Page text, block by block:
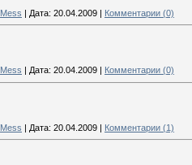
Mess | Дата: 20.04.2009 | Комментарии (0)
Mess Дата: 20.04.2009 Комментарии (0)
Mess | Дата: 20.04.2009 | Комментарии (1)